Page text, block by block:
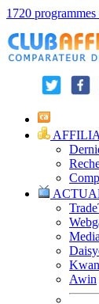
1720
Awin